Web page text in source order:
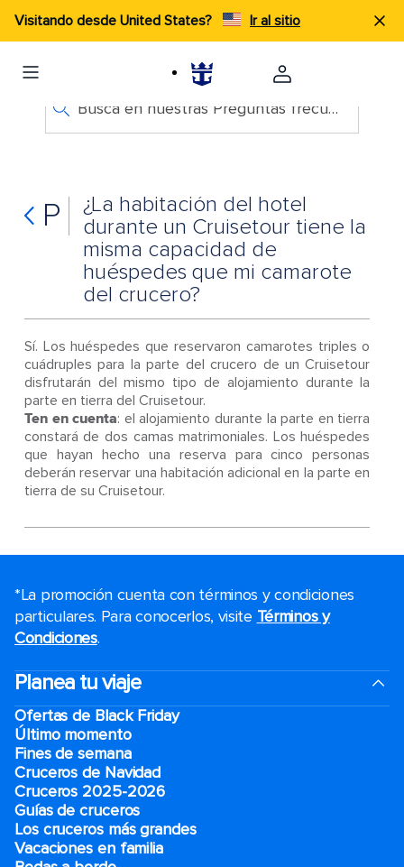
Visitando desde United States? Ir al sitio
Busca en nuestras Preguntas frecuentes
P
¿La habitación del hotel
durante un Cruisetour tiene la
misma capacidad de
huéspedes que mi camarote
del crucero?
Sí. Los huéspedes que reservaron camarotes triples o
cuádruples para la parte del crucero de un Cruisetour
disfrutarán del mismo tipo de alojamiento durante la
parte en tierra del Cruisetour.
Ten en cuenta: el alojamiento durante la parte en tierra
constará de dos camas matrimoniales. Los huéspedes
que hayan hecho una reserva para cinco personas
deberán reservar una habitación adicional en la parte en
tierra de su Cruisetour.
*La promoción cuenta con términos y condiciones
particulares. Para conocerlos, visite Términos y
Condiciones.
Planea tu viaje
Ofertas de Black Friday
Último momento
Fines de semana
Cruceros de Navidad
Cruceros 2025-2026
Guías de cruceros
Los cruceros más grandes
Vacaciones en familia